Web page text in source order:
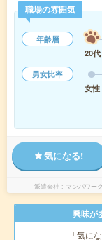
職場の雰囲気
年齢層
20代
男女比率
女性
気になる!
派遣会社 マンパワー
興味が
「気に